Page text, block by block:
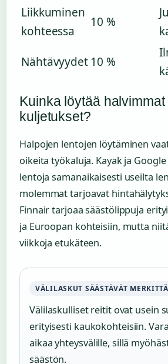
Liikkuminen
kohteessa
10 %
Nähtävyydet 10 %
Kuinka löytää
kuljetukset?
Halpojen lentojen löytäminen
oikeita työkaluja. Kayak ja
lentoja samanaikaisesti useilta
molemmat tarjoavat
Finnair tarjoaa säästölippuja
ja Euroopan kohteisiin, mutta
viikkoja etukäteen.
VÄLILASKUT SÄÄSTÄVÄT
Välilaskulliset reitit ovat usein
erityisesti kaukokohteisiin.
aikaa yhteysvälille, sillä
säästön.